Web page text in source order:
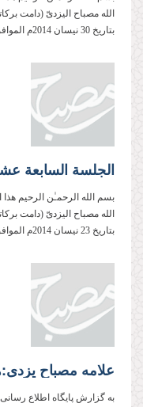
الله مصباح الیزدیّ (دامت
بتاریخ 30 نیسان 2014م الموافق للثلاثین من...
الجلسة السابعة
بسم الله الرحمـٰن الرحیم
الله مصباح الیزدیّ (دامت
بتاریخ 23 نیسان 2014م الموافق للثالث والعشرین...
به گزارش پایگاه اطلاع